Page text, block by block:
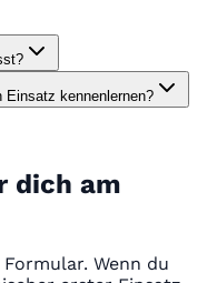
Einsatz kennenlernen?
dich am
Wenn du